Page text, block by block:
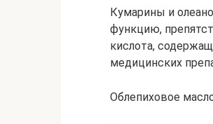
Кумарины и
функцию,
кислота,
медицинских
Облепиховое